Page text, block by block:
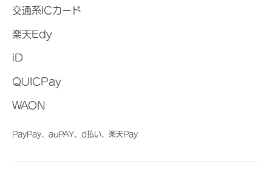
交通系ICカード
楽天Edy
iD
QUICPay
WAON
PayPay、auPAY、d払い、楽天Pay